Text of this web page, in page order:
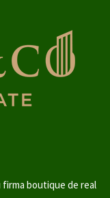
firma boutique de real